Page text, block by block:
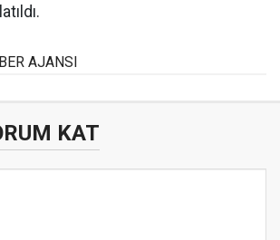
AJANSI
KAT